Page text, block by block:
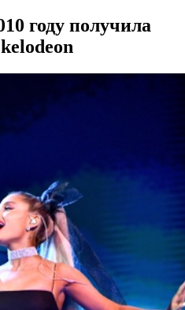
году получила